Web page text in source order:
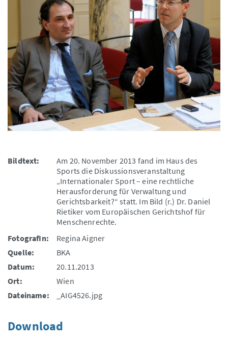
Bildtext:
Am 20. November 2013 fand im Haus des
Sports die Diskussionsveranstaltung
„Internationaler Sport – eine rechtliche
Herausforderung für Verwaltung und
Gerichtsbarkeit?“ statt. Im Bild (r.) Dr. Daniel
Rietiker vom Europäischen Gerichtshof für
Menschenrechte.
FotografIn:
Regina Aigner
Quelle:
BKA
Datum:
20.11.2013
Ort:
Wien
Dateiname:
_AIG4526.jpg
Download